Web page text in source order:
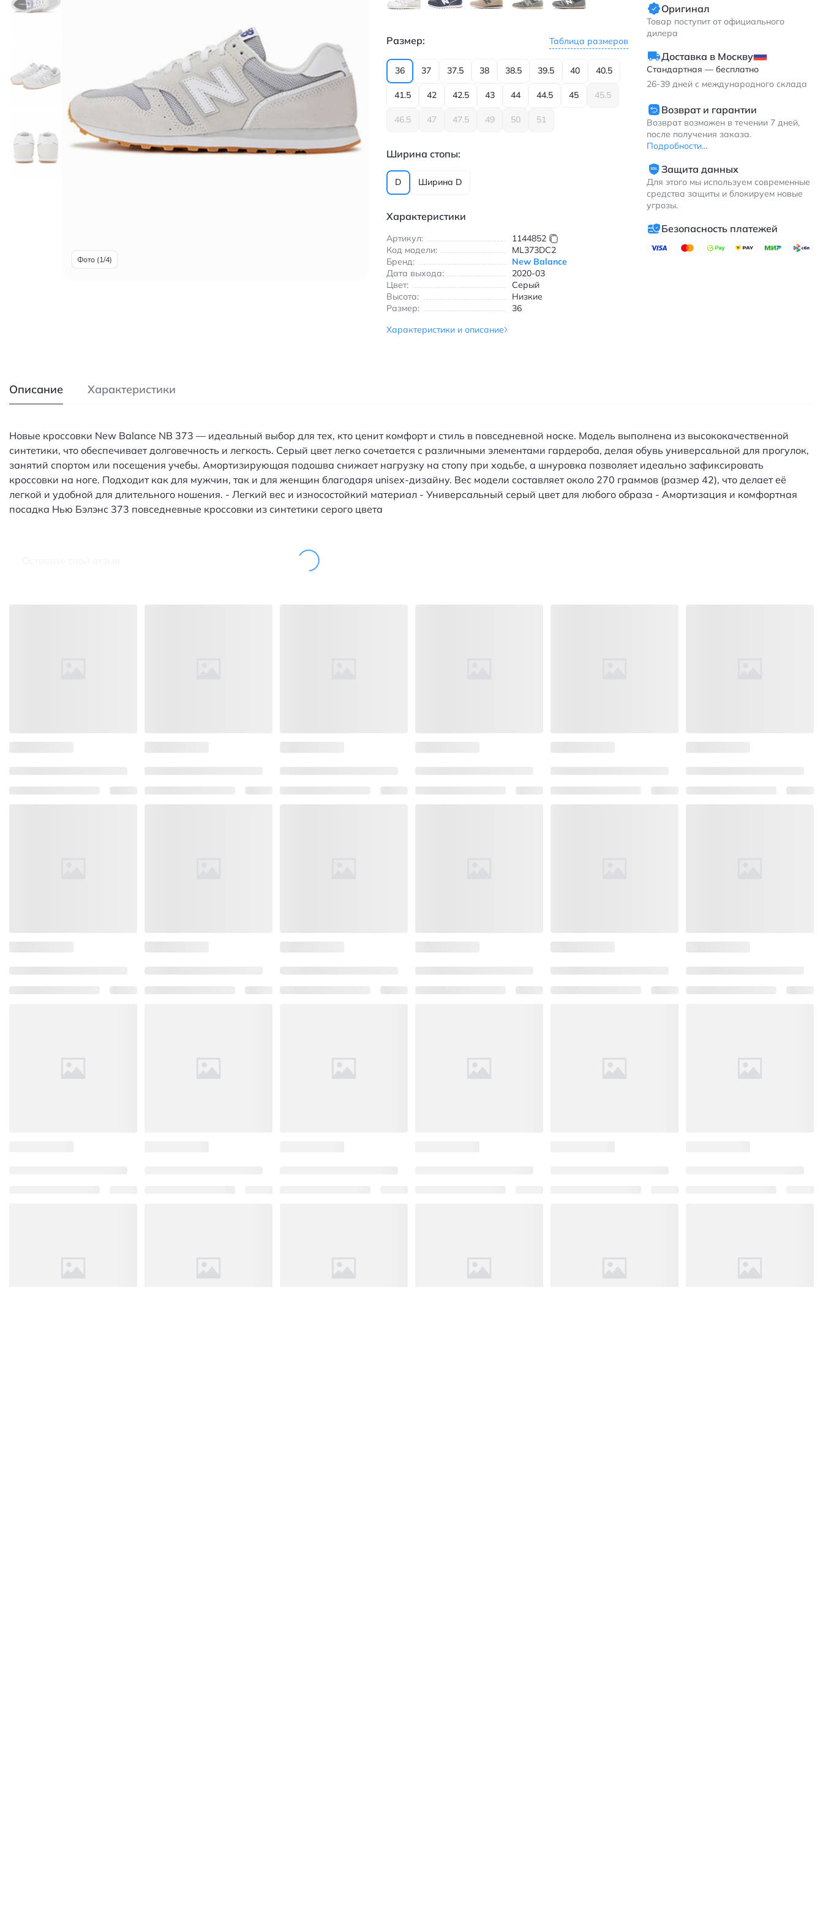
Фото (1/4)
Размер: Таблица размеров
36 37 37.5 38 38.5 39.5 40 40.5
41.5 42 42.5 43 44 44.5 45 45.5
46.5 47 47.5 49 50 51
Ширина стопы:
D Ширина D
Характеристики
Артикул:
1144852
Код модели:
ML373DC2
Бренд:
New Balance
Дата выхода:
2020-03
Цвет:
Серый
Высота:
Низкие
Размер:
36
Характеристики и описание
Оригинал
Товар поступит от официального
дилера
Доставка в Москву
Стандартная — бесплатно
26-39 дней с международного склада
Возврат и гарантии
Возврат возможен в течении 7 дней,
после получения заказа.
Подробности...
Защита данных
Для этого мы используем современные
средства защиты и блокируем новые
угрозы.
Безопасность платежей
Описание Характеристики
Новые кроссовки New Balance NB 373 — идеальный выбор для тех, кто ценит комфорт и стиль в повседневной носке. Модель выполнена из высококачественной
синтетики, что обеспечивает долговечность и легкость. Серый цвет легко сочетается с различными элементами гардероба, делая обувь универсальной для прогулок,
занятий спортом или посещения учебы. Амортизирующая подошва снижает нагрузку на стопу при ходьбе, а шнуровка позволяет идеально зафиксировать
кроссовки на ноге. Подходит как для мужчин, так и для женщин благодаря unisex-дизайну. Вес модели составляет около 270 граммов (размер 42), что делает её
легкой и удобной для длительного ношения. - Легкий вес и износостойкий материал - Универсальный серый цвет для любого образа - Амортизация и комфортная
посадка Нью Бэлэнс 373 повседневные кроссовки из синтетики серого цвета